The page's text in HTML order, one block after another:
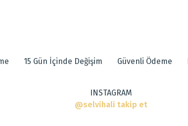
15 Gün İçinde Değişim Güvenli Ödeme
INSTAGRAM
@selvihali takip et